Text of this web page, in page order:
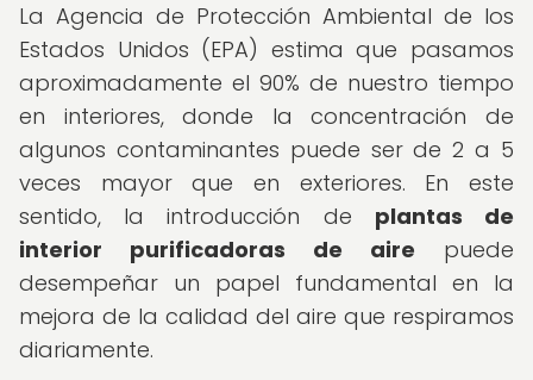
La Agencia de Protección Ambiental de los
Estados Unidos (EPA) estima que pasamos
aproximadamente el 90% de nuestro tiempo
en interiores, donde la concentración de
algunos contaminantes puede ser de 2 a 5
veces mayor que en exteriores. En este
sentido, la introducción de plantas de
interior purificadoras de aire puede
desempeñar un papel fundamental en la
mejora de la calidad del aire que respiramos
diariamente.